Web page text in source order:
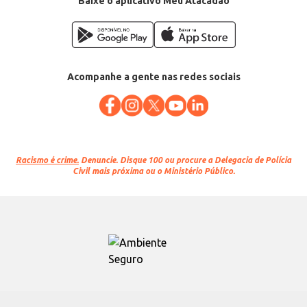
Acompanhe a gente nas redes sociais
Racismo é crime. Denuncie. Disque 100 ou procure a Delegacia de Polícia
Civil mais próxima ou o Ministério Público.